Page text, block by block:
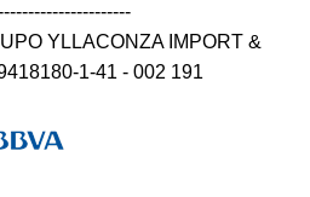
YLLACONZA IMPORT &
1-41 - 002 191